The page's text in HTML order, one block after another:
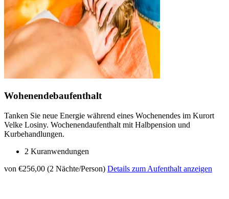
Wohenendebaufenthalt
Tanken Sie neue Energie während eines Wochenendes im Kurort
Velke Losiny. Wochenendaufenthalt mit Halbpension und
Kurbehandlungen.
2 Kuranwendungen
von €256,00 (2 Nächte/Person) Details zum Aufenthalt anzeigen